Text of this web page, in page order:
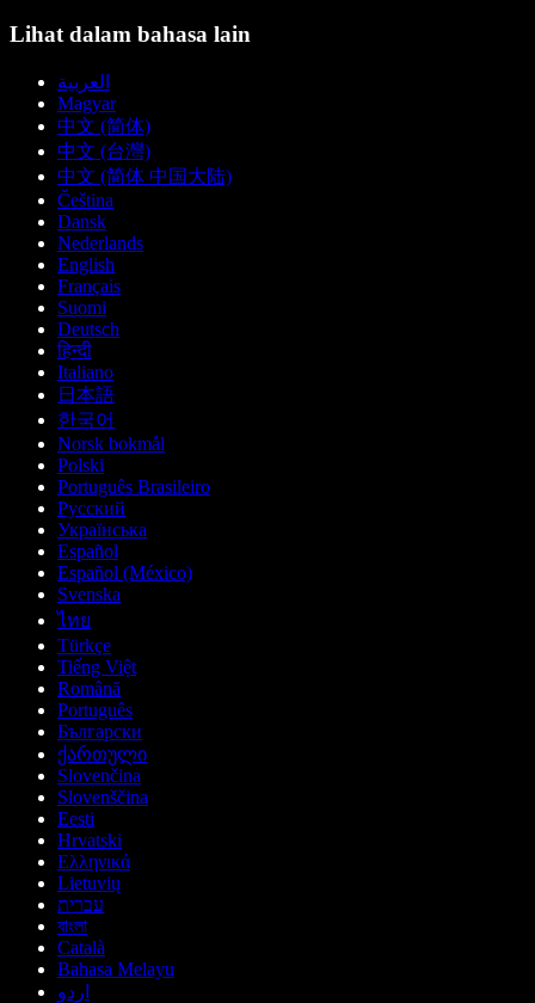
Lihat dalam bahasa lain
العربية
Magyar
中文 (简体)
中文 (台灣)
中文 (简体 中国大陆)
Čeština
Dansk
Nederlands
English
Français
Suomi
Deutsch
हिन्दी
Italiano
日本語
한국어
Norsk bokmål
Polski
Português Brasileiro
Русский
Українська
Español
Español (México)
Svenska
ไทย
Türkçe
Tiếng Việt
Română
Português
Български
ქართული
Slovenčina
Slovenščina
Eesti
Hrvatski
Ελληνικά
Lietuvių
עברית
বাংলা
Català
Bahasa Melayu
اردو